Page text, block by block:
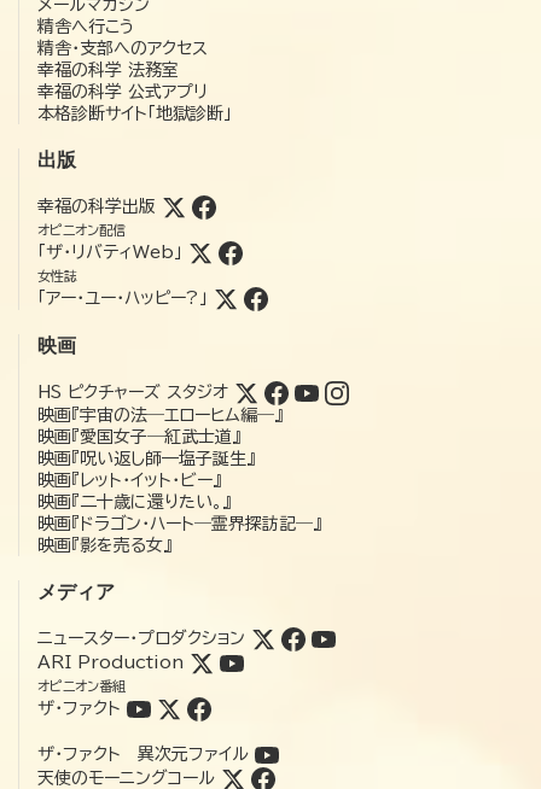
メールマガジン
精舎へ行こう
精舎・支部へのアクセス
幸福の科学 法務室
幸福の科学 公式アプリ
本格診断サイト「地獄診断」
出版
幸福の科学出版
オピニオン配信
「ザ・リバティWeb」
女性誌
「アー・ユー・ハッピー?」
映画
HS ピクチャーズ スタジオ
映画『宇宙の法―エローヒム編―』
映画『愛国女子―紅武士道』
映画『呪い返し師—塩子誕生』
映画『レット・イット・ビー』
映画『二十歳に還りたい。』
映画『ドラゴン・ハート―霊界探訪記―』
映画『影を売る女』
メディア
ニュースター・プロダクション
ARI Production
オピニオン番組
ザ・ファクト
ザ・ファクト 異次元ファイル
天使のモーニングコール